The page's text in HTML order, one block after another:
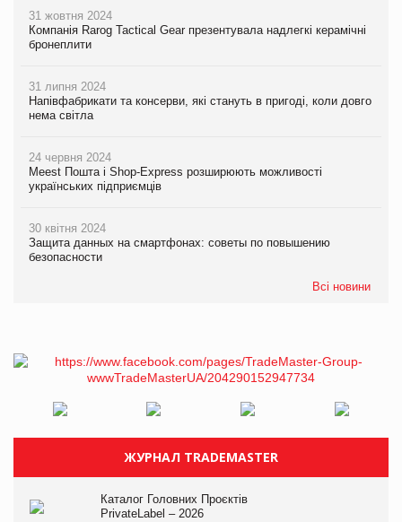
31 жовтня 2024
Компанія Rarog Tactical Gear презентувала надлегкі керамічні
бронеплити
31 липня 2024
Напівфабрикати та консерви, які стануть в пригоді, коли довго
нема світла
24 червня 2024
Meest Пошта і Shop-Express розширюють можливості
українських підприємців
30 квітня 2024
Защита данных на смартфонах: советы по повышению
безопасности
Всі новини
ЖУРНАЛ TRADEMASTER
Каталог Головних Проєктів
PrivateLabel – 2026